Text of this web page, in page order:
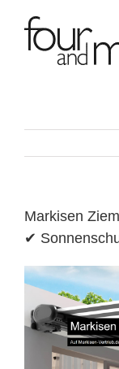
content
Markisen
✔